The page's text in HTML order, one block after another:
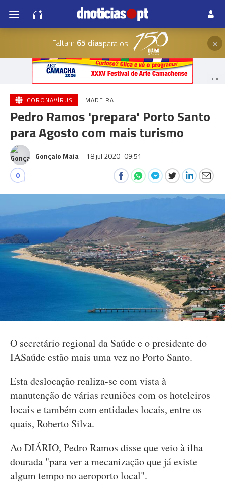
Faltam 65 diaspara os ×
PUB
CORONAVÍRUS MADEIRA
Pedro Ramos 'prepara' Porto Santo
para Agosto com mais turismo
Gonçalo Maia 18 jul 2020 09:51
0
O secretário regional da Saúde e o presidente do
IASaúde estão mais uma vez no Porto Santo.
Esta deslocação realiza-se com vista à
manutenção de várias reuniões com os hoteleiros
locais e também com entidades locais, entre os
quais, Roberto Silva.
Ao DIÁRIO, Pedro Ramos disse que veio à ilha
dourada "para ver a mecanização que já existe
algum tempo no aeroporto local".